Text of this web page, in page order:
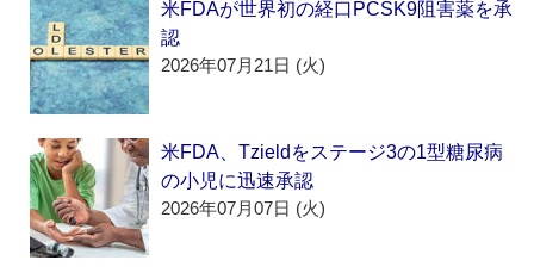
米FDAが世界初の経口PCSK9阻害薬を承
認
2026年07月21日 (火)
米FDA、Tzieldをステージ3の1型糖尿病
の小児に迅速承認
2026年07月07日 (火)